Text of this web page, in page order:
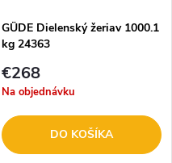
GÜDE Dielenský žeriav 1000.1
kg 24363
€268
Na objednávku
DO KOŠÍKA